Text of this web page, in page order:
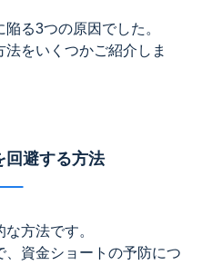
る3つの原因でした。
をいくつかご紹介しま
回避する方法
方法です。
、資金ショートの予防につ